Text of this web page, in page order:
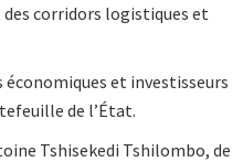
corridors logistiques et
économiques et investisseurs
de l’État.
Tshisekedi Tshilombo, de